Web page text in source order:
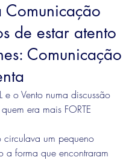
Comunicação
de estar atento
Comunicação
e o Vento numa discussão
era mais FORTE
circulava um pequeno
a forma que encontraram